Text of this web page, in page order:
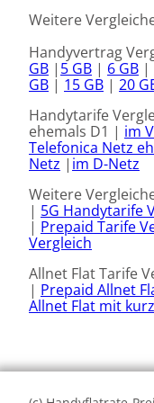
Weitere
Handyvertrag
GB | 5 GB | 6 GB |
GB | 15 GB | 20
Handytarife
ehemals D1 | im
Telefonica Netz
Netz | im D-Netz
Weitere
| 5G Handytarife
| Prepaid Tarife
Vergleich
Allnet Flat Tarife
| Prepaid Allnet
Allnet Flat mit